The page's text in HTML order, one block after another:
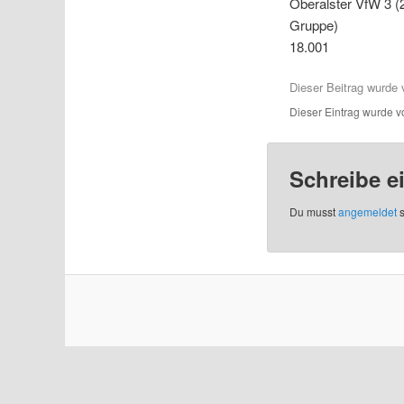
Gruppe)
18.001
Dieser Beitrag
Dieser Eintrag wurde
Schreibe
Du musstangemeldet